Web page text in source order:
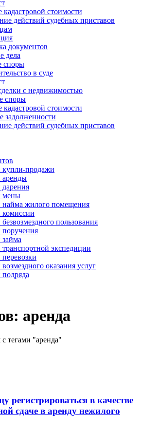
стоимости
действий судебных приставов
документов
дела
споры
в суде
с недвижимостью
споры
стоимости
задолженности
действий судебных приставов
купли-продажи
аренды
мены
найма жилого помещения
пользования
экспедиции
оказания услуг
аренда
тегами "аренда"
регистрироваться в качестве
сдаче в аренду нежилого